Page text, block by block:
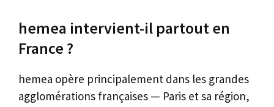
hemea intervient-il partout en
France ?
hemea opère principalement dans les grandes
agglomérations françaises — Paris et sa région,